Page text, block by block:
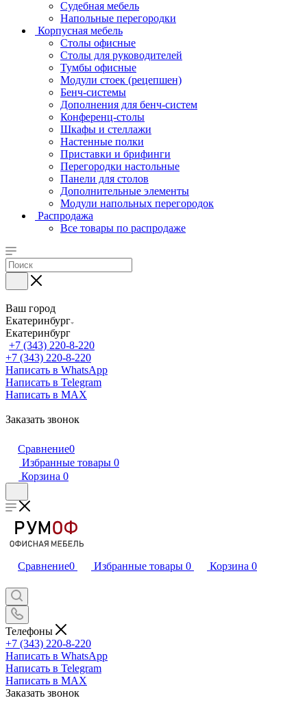
Судебная мебель
Напольные перегородки
Корпусная мебель
Столы офисные
Столы для руководителей
Тумбы офисные
Модули стоек (рецепшен)
Бенч-системы
Дополнения для бенч-систем
Конференц-столы
Шкафы и стеллажи
Настенные полки
Приставки и брифинги
Перегородки настольные
Панели для столов
Дополнительные элементы
Модули напольных перегородок
Распродажа
Все товары по распродаже
Ваш город
Екатеринбург
Екатеринбург
+7 (343) 220-8-220
+7 (343) 220-8-220
Написать в WhatsApp
Написать в Telegram
Написать в MAX
Заказать звонок
Сравнение0
Избранные товары 0
Корзина 0
Сравнение0 Избранные товары 0 Корзина 0
Телефоны
+7 (343) 220-8-220
Написать в WhatsApp
Написать в Telegram
Написать в MAX
Заказать звонок